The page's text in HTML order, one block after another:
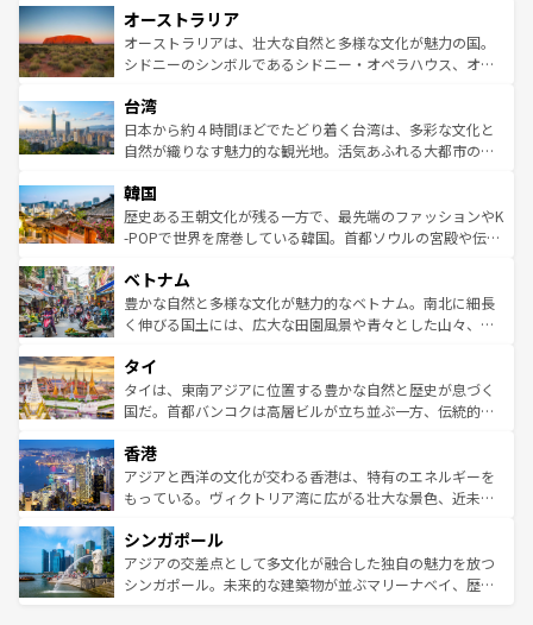
部のニューオーリンズでは、音楽と美食が融合した独特の
文化が魅力。旅行者はアメリカの各地域で異なる魅力を楽
しみながら、その多様性と豊かな歴史を感じることができ
ならではの贅沢な旅のスタイルだ。 なお、新着のアメリカ
情報はコンテンツ一覧を参照してほしい。
ワイ島は見逃せない。また、定番の観光地といえばオアフ
島だが、静かな自然を求めるならマウイ島やカウアイ島が
おすすめ。エメラルドグリーンに輝く海をはじめ、豊かな
れるおもてなしの心で訪れる人々を迎えてくれるハワイの
人々、おいしいローカルフードやハワイアンミュージッ
ク、伝統的なフラダンスなど、すべてがハワイの魅力を彩
ワイを、存分に味わってほしい。 なお、新着のハワイ情報
はコンテンツ一覧を参照してほしい。
オーストラリア
オーストラリアは、壮大な自然と多様な文化が魅力の国。
シドニーのシンボルであるシドニー・オペラハウス、オー
リアリーフや大陸中央部にそびえるウルル（エアーズロッ
ク）、タスマニアの美しい原生林やケアンズの熱帯雨林な
ど、見どころがたくさん。また、カフェやワイン、オージ
いる。アクティビティも充実しており、サーフィンやダイ
ビング、ハイキングなど、アウトドア好きにはたまらな
い。オーストラリアの多彩な魅力を存分に味わいつくそ
参照してほしい。
台湾
日本から約４時間ほどでたどり着く台湾は、多彩な文化と
自然が織りなす魅力的な観光地。活気あふれる大都市の台
ン）、静ひつな山岳地帯である台湾東部など、都市の喧騒
と山間の静けさが共存しており、訪れる人に新しい発見と
驚きをもたらしてくれる。また、奥深い台湾の食文化も魅
容にもいいと評判のスイーツなど、バラエティ豊かな料理
が味わえる。 なお、新着の台湾情報は コンテンツ一覧を参
照してほしい。
韓国
歴史ある王朝文化が残る一方で、最先端のファッションやK
-POPで世界を席巻している韓国。首都ソウルの宮殿や伝統
き、地方に足を延ばせば四季折々の自然美を楽しむことが
できる。そして、キムチや焼肉、絶品のストリートフード
まで、さまざまな韓国料理が待っている。夜には、韓国な
リティに包まれながら、韓国の多彩な魅力を心ゆくまで味
わってみてほしい。 なお、新着の韓国情報はコンテンツ一
覧を参照してほしい。
ベトナム
豊かな自然と多様な文化が魅力的なベトナム。南北に細長
く伸びる国土には、広大な田園風景や青々とした山々、世
急速な発展と共に伝統が息づく。ハノイの古い町並みやホ
ーチミン市のフランス統治時代の建物も、独特の雰囲気を
醸し出している。また、バラエティの豊かさとおいしさで
とつ。フォーやバインミー、ベトナムコーヒーなどは、ぜ
ひ現地で味わいたい。どの地域を訪れてもあたたかい人々
が旅行者を迎えてくれるので、きっと忘れられない旅にな
参照してほしい。
タイ
タイは、東南アジアに位置する豊かな自然と歴史が息づく
国だ。首都バンコクは高層ビルが立ち並ぶ一方、伝統的な
の活気が交差している。北部ではチェンマイなどの山岳地
帯で自然と触れ合い、南部ではプーケットやクラビの美し
いビーチでリゾート気分を楽しむことができる。タイ料理
激する。気候は一年中温暖で、どの季節にも異なる楽しみ
が待っている。親しみやすいタイの人々、仏教を中心とし
た文化、そして多様な観光資源が、訪れる旅人を魅了し続
香港
アジアと西洋の文化が交わる香港は、特有のエネルギーを
もっている。ヴィクトリア湾に広がる壮大な景色、近未来
み、どこを訪れても感動するはず。観光スポットが密集し
ており、効率よく見どころを回れるのも魅力。息をのむよ
うな絶景から文化的な体験まで、香港を存分に楽しみ尽く
シンガポール
アジアの交差点として多文化が融合した独自の魅力を放つ
シンガポール。未来的な建築物が並ぶマリーナベイ、歴史